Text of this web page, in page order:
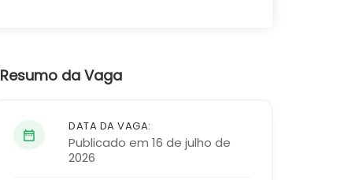
Resumo da Vaga
DATA DA VAGA:
Publicado em 16 de julho de
2026